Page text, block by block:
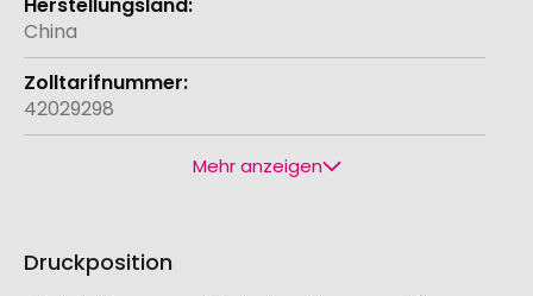
China
42029298
Mehr anzeigen
Druckposition